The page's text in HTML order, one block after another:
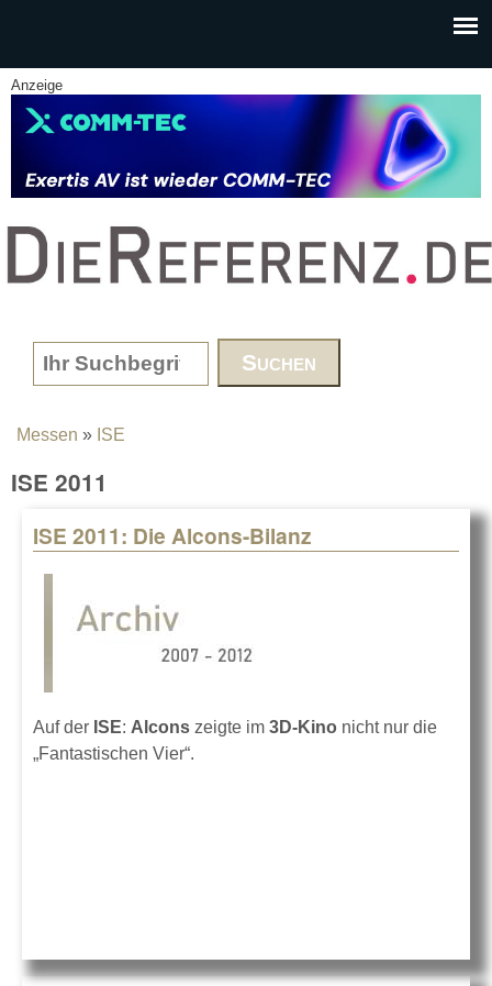
Anzeige
www.DieReferenz.de
Search form
You are here
Messen » ISE
ISE 2011
ISE 2011: Die Alcons-Bilanz
Auf der ISE: Alcons zeigte im 3D-Kino nicht nur die
„Fantastischen Vier“.
Pages